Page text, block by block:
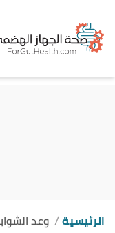
الرئيسية وعد